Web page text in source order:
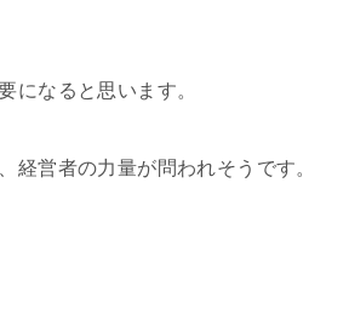
になると思います。
経営者の力量が問われそうです。